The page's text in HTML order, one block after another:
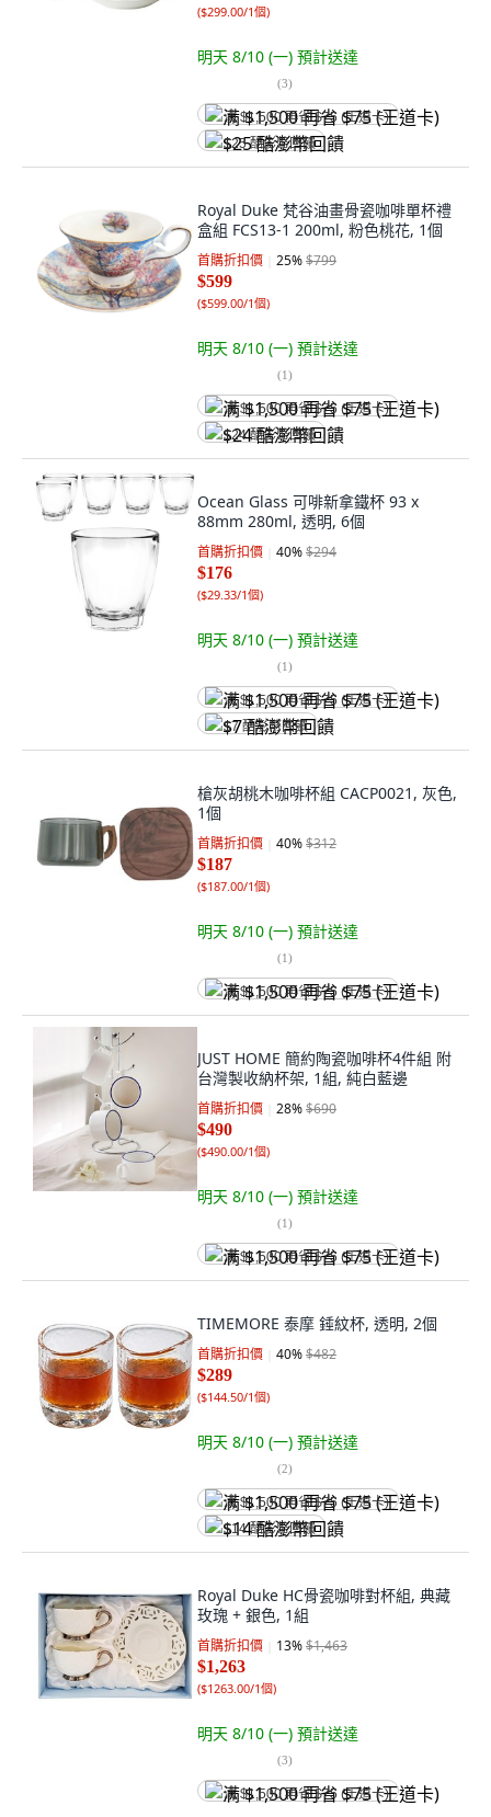
($299.00/1個)
明天 8/10 (一) 預計送達
(3)
满 $1,500 再省 $75 (王道卡)
$25 酷澎幣回饋
Royal Duke 梵谷油畫骨瓷咖啡單杯禮
盒組 FCS13-1 200ml, 粉色桃花, 1個
首購折扣價 25%$799
$599
($599.00/1個)
明天 8/10 (一) 預計送達
(1)
满 $1,500 再省 $75 (王道卡)
$24 酷澎幣回饋
Ocean Glass 可啡新拿鐵杯 93 x
88mm 280ml, 透明, 6個
首購折扣價 40%$294
$176
($29.33/1個)
明天 8/10 (一) 預計送達
(1)
满 $1,500 再省 $75 (王道卡)
$7 酷澎幣回饋
槍灰胡桃木咖啡杯組 CACP0021, 灰色,
1個
首購折扣價 40%$312
$187
($187.00/1個)
明天 8/10 (一) 預計送達
(1)
满 $1,500 再省 $75 (王道卡)
JUST HOME 簡約陶瓷咖啡杯4件組 附
台灣製收納杯架, 1組, 純白藍邊
首購折扣價 28%$690
$490
($490.00/1個)
明天 8/10 (一) 預計送達
(1)
满 $1,500 再省 $75 (王道卡)
TIMEMORE 泰摩 錘紋杯, 透明, 2個
首購折扣價 40%$482
$289
($144.50/1個)
明天 8/10 (一) 預計送達
(2)
满 $1,500 再省 $75 (王道卡)
$14 酷澎幣回饋
Royal Duke HC骨瓷咖啡對杯組, 典藏
玫瑰 + 銀色, 1組
首購折扣價 13%$1,463
$1,263
($1263.00/1個)
明天 8/10 (一) 預計送達
(3)
满 $1,500 再省 $75 (王道卡)